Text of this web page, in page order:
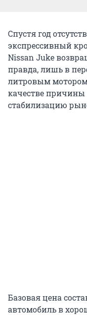
Спустя год
экспрессивный
Nissan Juke
правда, лишь в
литровым мотором
качестве причины
стабилизацию
Базовая цена
автомобиль в